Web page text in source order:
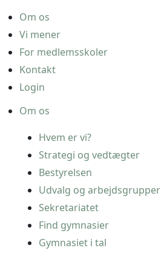
Om os
Vi mener
For medlemsskoler
Kontakt
Login
Om os
Hvem er vi?
Strategi og vedtægter
Bestyrelsen
Udvalg og arbejdsgrupper
Sekretariatet
Find gymnasier
Gymnasiet i tal